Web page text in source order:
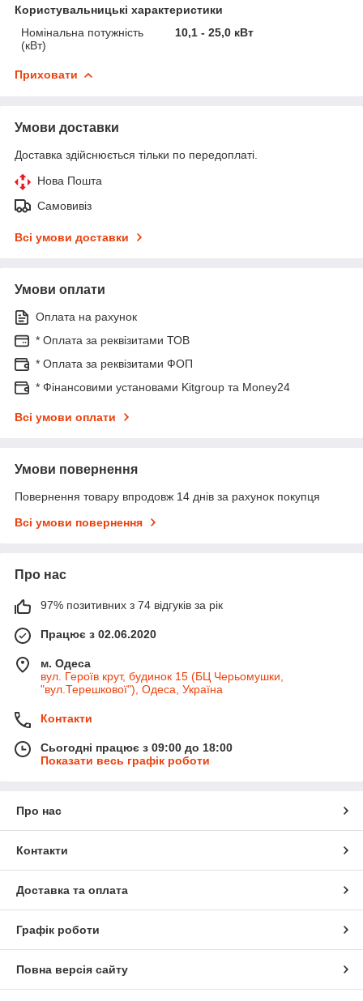
Користувальницькі характеристики
Номінальна потужність
(кВт)
10,1 - 25,0 кВт
Приховати
Умови доставки
Доставка здійснюється тільки по передоплаті.
Нова Пошта
Самовивіз
Всі умови доставки
Умови оплати
Оплата на рахунок
* Оплата за реквізитами ТОВ
* Оплата за реквізитами ФОП
* Фінансовими установами Kitgroup та Money24
Всі умови оплати
Умови повернення
Повернення товару впродовж 14 днів за рахунок покупця
Всі умови повернення
Про нас
97% позитивних з 74 відгуків за рік
Працює з 02.06.2020
м. Одеса
вул. Героїв крут, будинок 15 (БЦ Черьомушки,
"вул.Терешкової"), Одеса, Україна
Контакти
Сьогодні працює з 09:00 до 18:00
Показати весь графік роботи
Про нас
Контакти
Доставка та оплата
Графік роботи
Повна версія сайту